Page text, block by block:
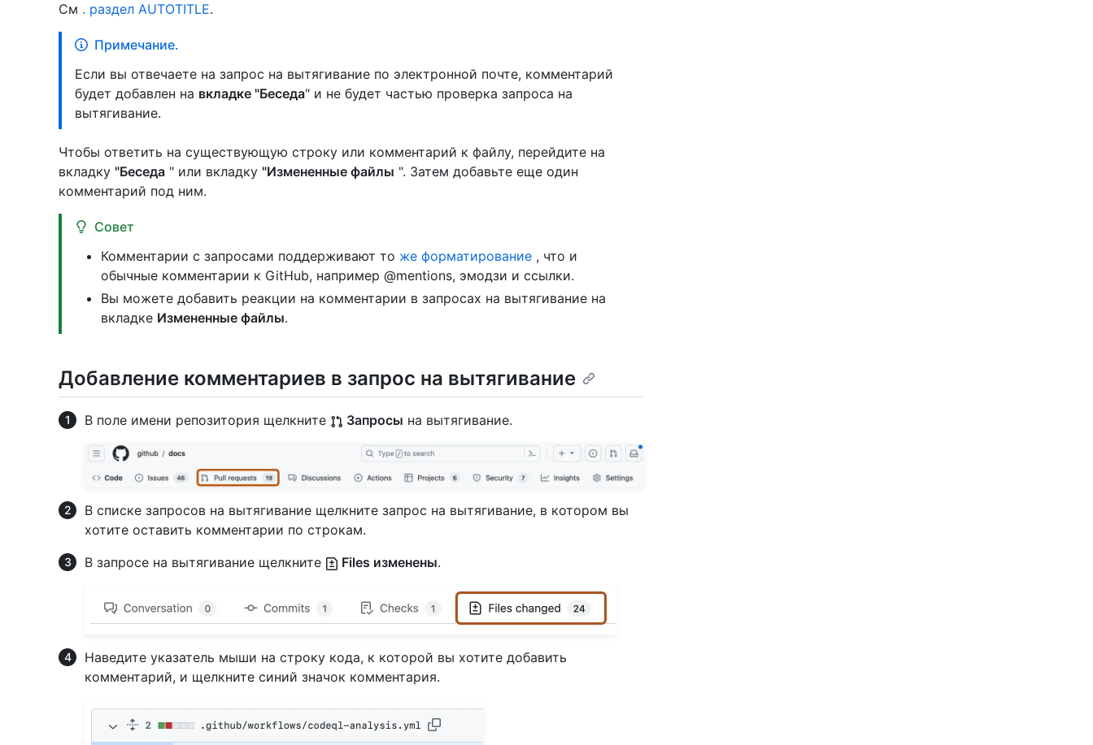
См . раздел AUTOTITLE.
Примечание.
Если вы отвечаете на запрос на вытягивание по электронной почте, комментарий
будет добавлен на вкладке "Беседа" и не будет частью проверка запроса на
вытягивание.
Чтобы ответить на существующую строку или комментарий к файлу, перейдите на
вкладку "Беседа " или вкладку "Измененные файлы ". Затем добавьте еще один
комментарий под ним.
Совет
Комментарии с запросами поддерживают то же форматирование , что и
обычные комментарии к GitHub, например @mentions, эмодзи и ссылки.
Вы можете добавить реакции на комментарии в запросах на вытягивание на
вкладке Измененные файлы.
Добавление комментариев в запрос на вытягивание
В поле имени репозитория щелкните Запросы на вытягивание.
В списке запросов на вытягивание щелкните запрос на вытягивание, в котором вы
хотите оставить комментарии по строкам.
В запросе на вытягивание щелкните
Files изменены.
Наведите указатель мыши на строку кода, к которой вы хотите добавить
комментарий, и щелкните синий значок комментария.